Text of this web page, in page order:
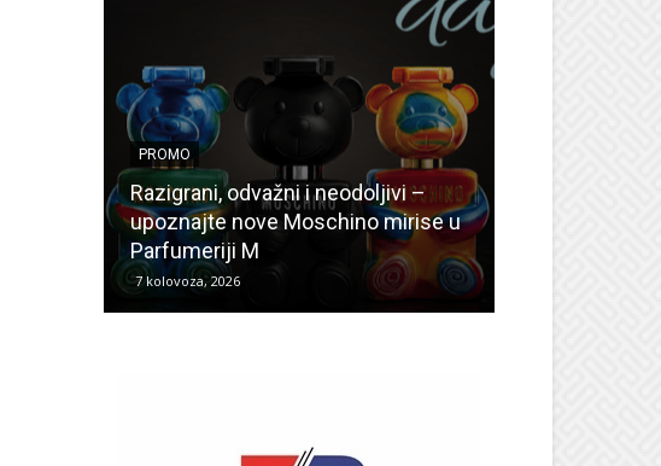
PROMO
Razigrani, odvažni i neodoljivi –
upoznajte nove Moschino mirise u
Parfumeriji M
7 kolovoza, 2026